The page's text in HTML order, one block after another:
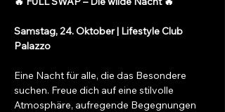
Samstag, 24. Oktober | Lifestyle Club
Palazzo
Eine Nacht für alle, die das Besondere
suchen. Freue dich auf eine stilvolle
Atmosphäre, aufregende Begegnungen